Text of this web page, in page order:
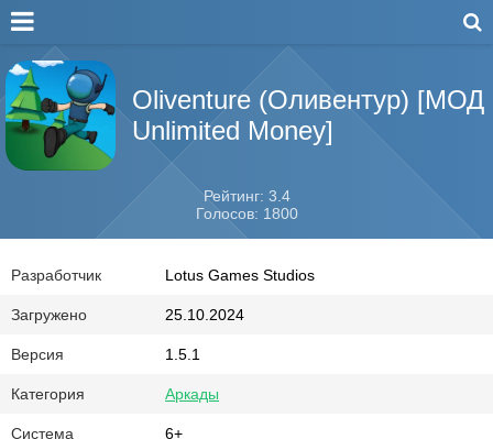
Oliventure (Оливентур) [МОД
Unlimited Money]
Рейтинг: 3.4
Голосов: 1800
Разработчик Lotus Games Studios
Загружено 25.10.2024
Версия 1.5.1
Категория Аркады
Система 6+